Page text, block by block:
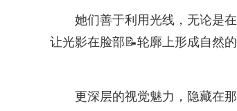
她们善于利用光线，无论是
让光影在脸部📝轮廓上形成自然
更深层的视觉魅力，隐藏在